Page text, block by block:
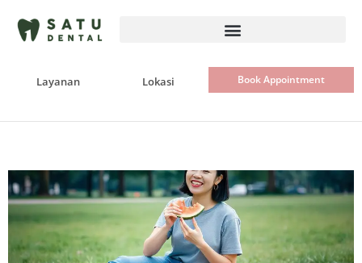
Layanan Lokasi Book Appointment